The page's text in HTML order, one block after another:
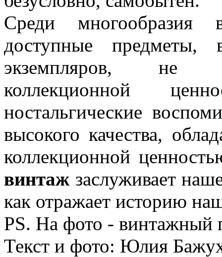
Среди многообразия
доступные предметы,
экземпляров, не
коллекционной
ностальгические
высокого качества,
коллекционной
винтаж заслуживает
как отражает историю
PS. На фото - винтажный
Текст и фото: Юлия